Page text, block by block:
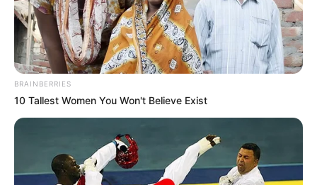
BRAINBERRIES
10 Tallest Women You Won't Believe Exist